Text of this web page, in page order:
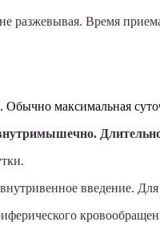
разжевывая. Время
максимальная
введение. Для